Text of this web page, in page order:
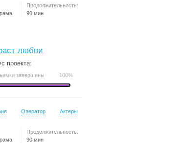
Продолжительность:
90 мин
любви
проекта:
завершены 100%
Оператор Актеры
Продолжительность:
90 мин